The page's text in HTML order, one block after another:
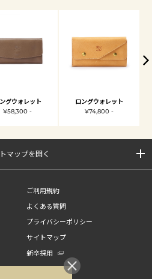
グウォレット
¥58,300 -
ロングウォレット
¥74,800 -
マップを開く
ご利用規約
よくある質問
プライバシーポリシー
サイトマップ
新卒採用